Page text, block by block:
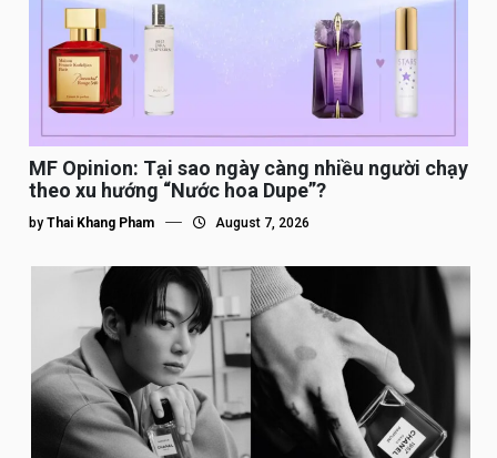
MF Opinion: Tại sao ngày càng nhiều người chạy
theo xu hướng “Nước hoa Dupe”?
by Thai Khang Pham August 7, 2026